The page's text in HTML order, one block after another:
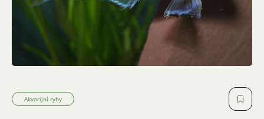
Akvarijní ryby